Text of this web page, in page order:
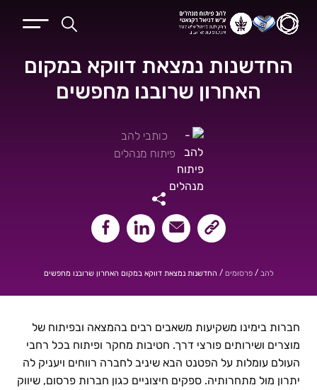
החדשנות נמצאת דווקא במקום
האחרון שרובנו מחפשים
כותבי להב
פיתוח מנהלים
שיתוף קישור העמוד
שיתוף במיילשיתוף בלינקאדיןשיתוף בפייסבוק
להב /פרסומים / החדשנות נמצאת דווקא במקום האחרון שרובנו מחפשים
החדשנות נמצאת דווקא במקום האחרון שרובנו מחפשים |
כותבי להב פיתוח מנהלים
חברות בימינו משקיעות משאבים רבים בהמצאה ובפיתוח של
מוצרים ושירותים פורצי דרך. חטיבות מחקר ופיתוח בכל רחבי
העולם עומלות על הפטנט הבא שיניב לחברה רווחים ויעניק לה
יתרון מול מתחרותיה. ספקים חיצוניים כגון חברות פרסום, שיווק